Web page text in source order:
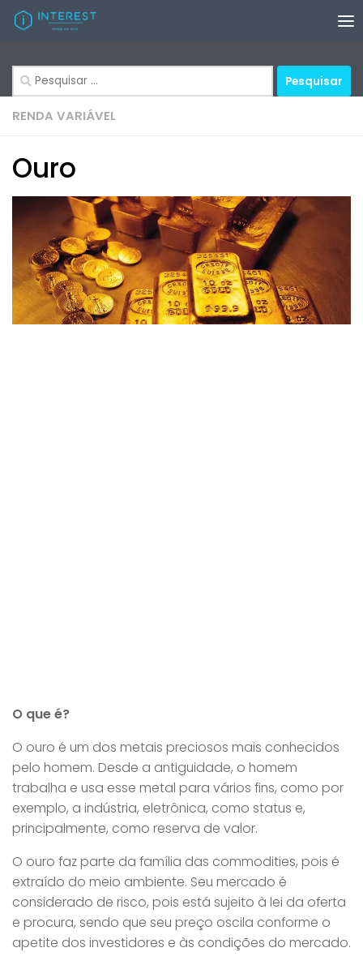
Skip to content
por:
RENDA VARIÁVEL
Ouro
O que é?
O ouro é um dos metais preciosos mais conhecidos
pelo homem. Desde a antiguidade, o homem
trabalha e usa esse metal para vários fins, como por
exemplo, a indústria, eletrônica, como status e,
principalmente, como reserva de valor.
O ouro faz parte da família das commodities, pois é
extraído do meio ambiente. Seu mercado é
considerado de risco, pois está sujeito à lei da oferta
e procura, sendo que seu preço oscila conforme o
apetite dos investidores e às condições do mercado.